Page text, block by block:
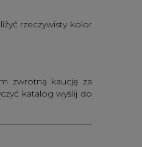
rzeczywisty kolor
zwrotną kaucję za
katalog wyślij do